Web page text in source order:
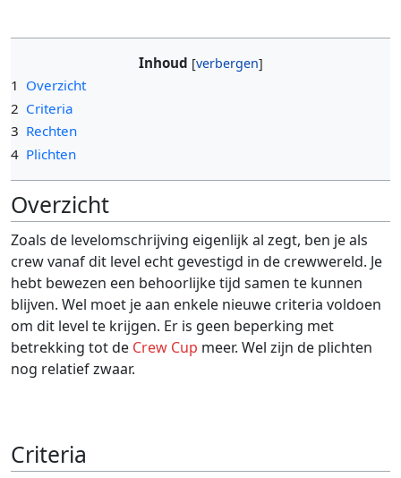
Inhoud
1 Overzicht
2 Criteria
3 Rechten
4 Plichten
Overzicht
Zoals de levelomschrijving eigenlijk al zegt, ben je als
crew vanaf dit level echt gevestigd in de crewwereld. Je
hebt bewezen een behoorlijke tijd samen te kunnen
blijven. Wel moet je aan enkele nieuwe criteria voldoen
om dit level te krijgen. Er is geen beperking met
betrekking tot de Crew Cup meer. Wel zijn de plichten
nog relatief zwaar.
Criteria